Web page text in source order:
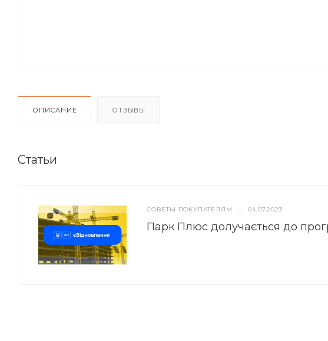
ОПИСАНИЕ ОТЗЫВЫ
Статьи
СОВЕТЫ ПОКУПАТЕЛЯМ — 04.07.2023
Парк Плюс долучається до